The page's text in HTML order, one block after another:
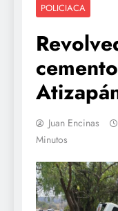
POLICIACA
Juan Encinas
Minutos